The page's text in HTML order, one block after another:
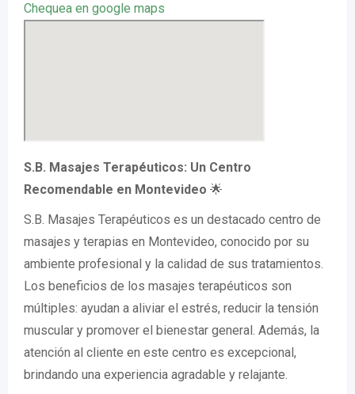
Chequea en google maps
S.B. Masajes Terapéuticos: Un Centro
Recomendable en Montevideo 🌟
S.B. Masajes Terapéuticos es un destacado centro de
masajes y terapias en Montevideo, conocido por su
ambiente profesional y la calidad de sus tratamientos.
Los beneficios de los masajes terapéuticos son
múltiples: ayudan a aliviar el estrés, reducir la tensión
muscular y promover el bienestar general. Además, la
atención al cliente en este centro es excepcional,
brindando una experiencia agradable y relajante.